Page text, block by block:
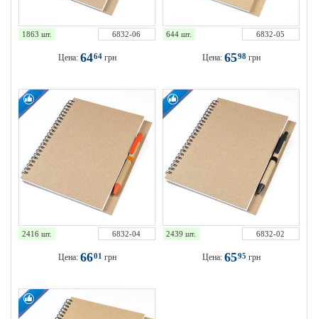
1863 шт. 6832-06
Цена: 6464грн
644 шт. 6832-05
Цена: 6598грн
2416 шт. 6832-04
Цена: 6601 грн
2439 шт. 6832-02
Цена: 6595 грн